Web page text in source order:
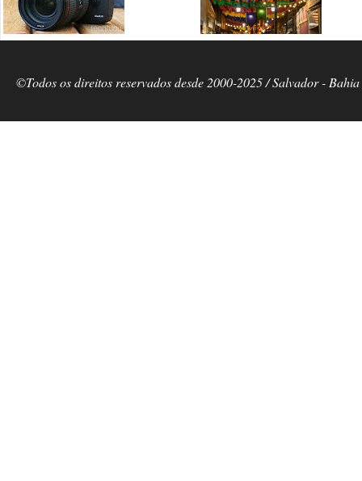
©Todos os direitos reservados desde 2000-2025 / Salvador -